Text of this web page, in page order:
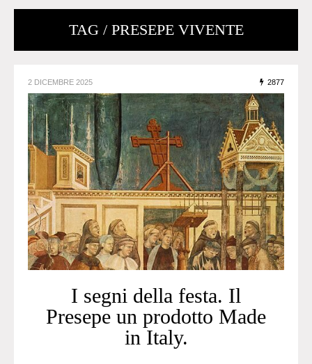
TAG / PRESEPE VIVENTE
2 DICEMBRE 2025 2877
I segni della festa. Il
Presepe un prodotto Made
in Italy.